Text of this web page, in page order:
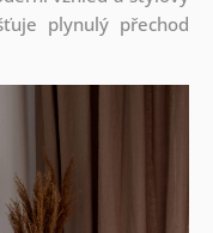
plynulý přechod